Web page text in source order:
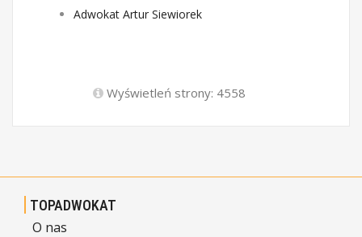
Adwokat Artur Siewiorek
Wyświetleń strony: 4558
TOPADWOKAT
O nas